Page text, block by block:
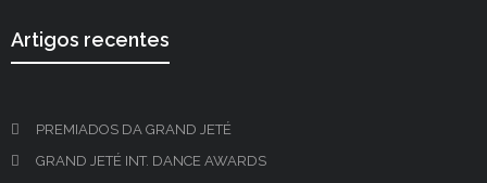
Artigos recentes
PREMIADOS DA GRAND JETÉ
GRAND JETÉ INT. DANCE AWARDS